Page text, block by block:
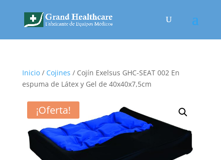
Inicio/ Cojines / Cojín Exelsus GHC-SEAT 002 En
espuma de Látex y Gel de 40x40x7,5cm
¡Oferta!